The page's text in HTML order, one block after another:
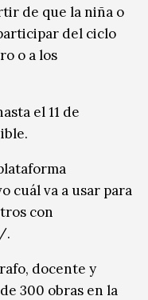
de que la niña o
del ciclo
o a los
el 11 de
cuál va a usar para
con
.
docente y
300 obras en la